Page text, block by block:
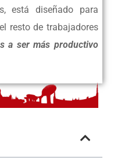
está diseñado para
resto de trabajadores
a ser más productivo